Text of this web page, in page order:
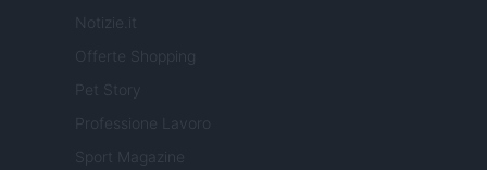
Notizie.it
Offerte Shopping
Professione Lavoro
Sport Magazine